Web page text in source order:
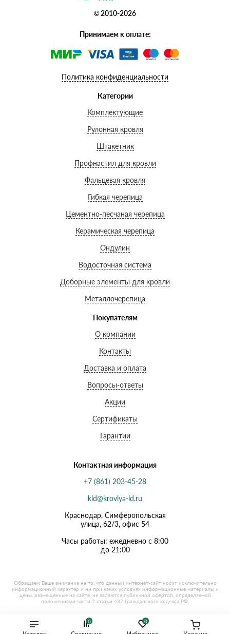
0
0
© 2010-2026
Принимаем к оплате:
Политика конфиденциальности
Категории
Комплектующие
Рулонная кровля
Штакетник
Профнастил для кровли
Фальцевая кровля
Гибкая черепица
Цементно-песчаная черепица
Керамическая черепица
Ондулин
Водосточная система
Доборные элементы для кровли
Металлочерепица
Покупателям
О компании
Контакты
Доставка и оплата
Вопросы-ответы
Акции
Сертификаты
Гарантии
Контактная информация
+7 (861) 203-45-28
kld@krovlya-ld.ru
Краснодар, Симферопольская
улица, 62/3, офис 54
Часы работы: ежедневно с 8:00
до 21:00